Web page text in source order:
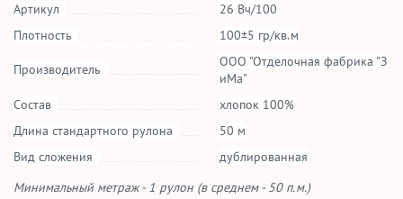
Артикул
26 Вч/100
Плотность
100±5 гр/кв.м
Производитель
ООО "Отделочная фабрика "З
иМа"
Состав
хлопок 100%
Длина стандартного рулона
50 м
Вид сложения
дублированная
Минимальный метраж - 1 рулон (в среднем - 50 п.м.)